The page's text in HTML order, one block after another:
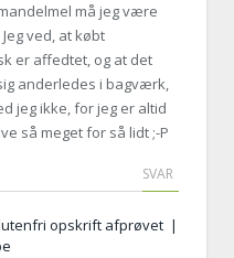
må jeg være
ved, at købt
er affedtet, og at det
anderledes i bagværk,
jeg ikke, for jeg er altid
så meget for så lidt ;-P
SVAR
opskrift afprøvet |